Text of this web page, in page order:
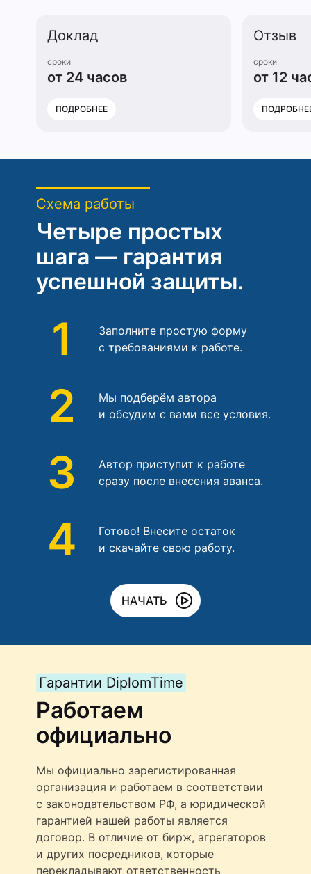
Доклад
сроки
от 24 часов
ПОДРОБНЕЕ
Отзыв
сроки
от 12
Схема работы
Четыре простых
шага — гарантия
успешной защиты.
1
Заполните простую форму
с требованиями к работе.
2
Мы подберём автора
и обсудим с вами все условия.
3
Автор приступит к работе
сразу после внесения аванса.
4
Готово! Внесите остаток
и скачайте свою работу.
НАЧАТЬ
Гарантии DiplomTime
Работаем
официально
Мы официально зарегистированная
организация и работаем в соответствии
с законодательством РФ, а юридической
гарантией нашей работы является
договор. В отличие от бирж, агрегаторов
и других посредников, которые
перекладывают ответственность